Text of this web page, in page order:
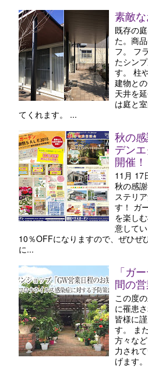
素敵
既存の
た。商
フ。 フ
たシン
す。 柱
建物と
天井を
は庭と
てくれます。 ...
秋の
デン
開催！
11月 17
秋の感
ステリ
す！ ガ
を楽し
意して
10％OFFになりますので、ぜひぜ
に...
「ガ
間の
この度
に罹患
皆様に
す。 ま
方々な
力され
げます